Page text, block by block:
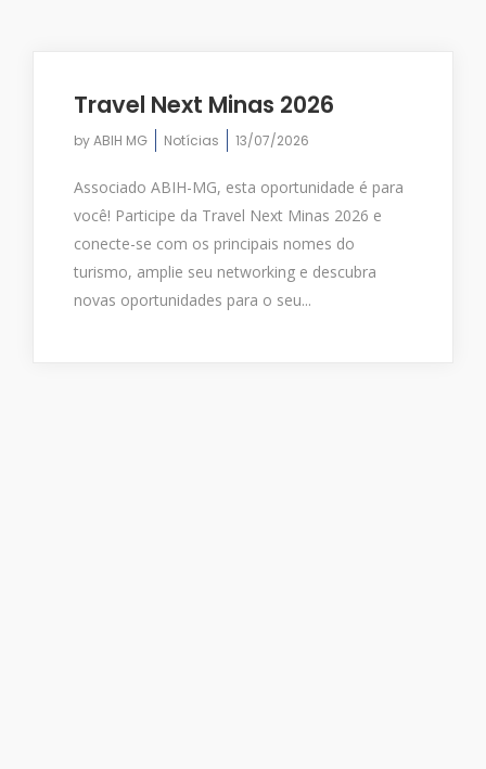
Travel Next Minas 2026
byABIH MG Notícias 13/07/2026
Associado ABIH-MG, esta oportunidade é para
você! Participe da Travel Next Minas 2026 e
conecte-se com os principais nomes do
turismo, amplie seu networking e descubra
novas oportunidades para o seu...